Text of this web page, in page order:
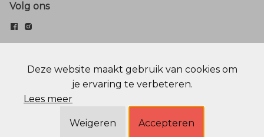
Volg ons
© Menger Mode
Cookie statement Privacy Policy
Deze website maakt gebruik van cookies om
je ervaring te verbeteren.
Lees meer
Weigeren Accepteren